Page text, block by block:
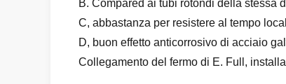
B. Compared ai tubi rotondi della stessa
C, abbastanza per resistere al tempo
D, buon effetto anticorrosivo di acciaio
Collegamento del fermo di E. Full,